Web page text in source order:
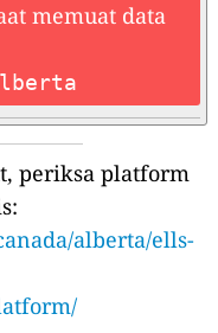
memuat data
periksa platform
alberta/ells-